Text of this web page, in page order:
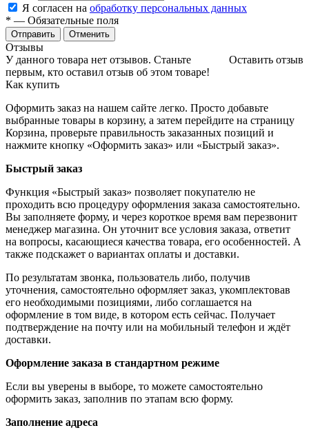
Я согласен на обработку персональных данных
* — Обязательные поля
Отменить
Отзывы
Оставить отзыв
У данного товара нет отзывов. Станьте
первым, кто оставил отзыв об этом товаре!
Как купить
Оформить заказ на нашем сайте легко. Просто добавьте
выбранные товары в корзину, а затем перейдите на страницу
Корзина, проверьте правильность заказанных позиций и
нажмите кнопку «Оформить заказ» или «Быстрый заказ».
Быстрый заказ
Функция «Быстрый заказ» позволяет покупателю не
проходить всю процедуру оформления заказа самостоятельно.
Вы заполняете форму, и через короткое время вам перезвонит
менеджер магазина. Он уточнит все условия заказа, ответит
на вопросы, касающиеся качества товара, его особенностей. А
также подскажет о вариантах оплаты и доставки.
По результатам звонка, пользователь либо, получив
уточнения, самостоятельно оформляет заказ, укомплектовав
его необходимыми позициями, либо соглашается на
оформление в том виде, в котором есть сейчас. Получает
подтверждение на почту или на мобильный телефон и ждёт
доставки.
Оформление заказа в стандартном режиме
Если вы уверены в выборе, то можете самостоятельно
оформить заказ, заполнив по этапам всю форму.
Заполнение адреса